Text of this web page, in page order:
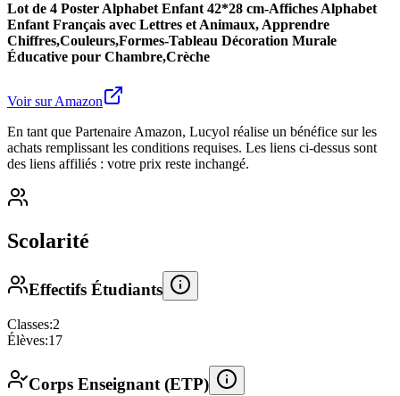
Lot de 4 Poster Alphabet Enfant 42*28 cm-Affiches Alphabet
Enfant Français avec Lettres et Animaux, Apprendre
Chiffres,Couleurs,Formes-Tableau Décoration Murale
Éducative pour Chambre,Crèche
Voir sur Amazon
En tant que Partenaire Amazon, Lucyol réalise un bénéfice sur les
achats remplissant les conditions requises. Les liens ci-dessus sont
des liens affiliés : votre prix reste inchangé.
Scolarité
Effectifs Étudiants
Classes:2
Élèves:17
Corps Enseignant (ETP)